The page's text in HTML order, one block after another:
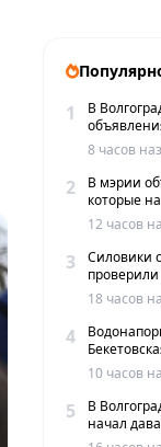
1
В
8 часов
2
В мэрии
которые
12 часов
3
Силовики
18 часов
4
10 часов
5
В
начал